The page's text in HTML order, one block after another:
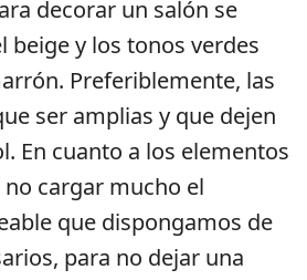
decorar un salón se
beige y los tonos verdes
Preferiblemente, las
ser amplias y que dejen
En cuanto a los elementos
cargar mucho el
que dispongamos de
para no dejar una